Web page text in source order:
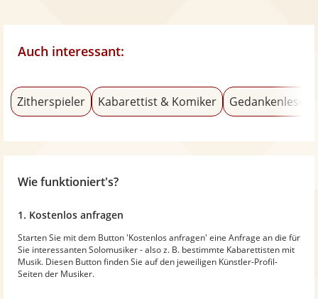
Auch interessant:
Zitherspieler Kabarettist & Komiker Gedankenleser
Wie funktioniert's?
1. Kostenlos anfragen
Starten Sie mit dem Button 'Kostenlos anfragen' eine Anfrage an die für
Sie interessanten Solomusiker - also z. B. bestimmte Kabarettisten mit
Musik. Diesen Button finden Sie auf den jeweiligen Künstler-Profil-
Seiten der Musiker.